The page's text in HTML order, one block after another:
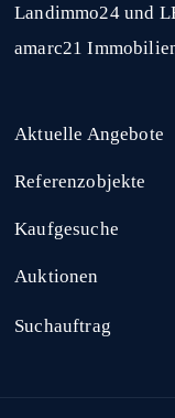
Landimmo24 und
amarc21
Aktuelle Angebote
Referenzobjekte
Kaufgesuche
Auktionen
Suchauftrag